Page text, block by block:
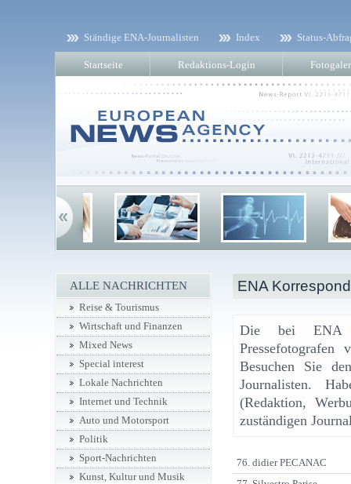
Ständige ENA-Journalisten Index Status-
Startseite Redaktions-Login
ENA
Die bei ENA
Pressefotografen
Besuchen Sie
Journalisten.
(Redaktion,
zuständigen
76. didier PECANAC
ALLE NACHRICHTEN
Reise & Tourismus
Wirtschaft und Finanzen
Mixed News
Special interest
Lokale Nachrichten
Internet und Technik
Auto und Motorsport
Politik
Sport-Nachrichten
Kunst, Kultur und Musik